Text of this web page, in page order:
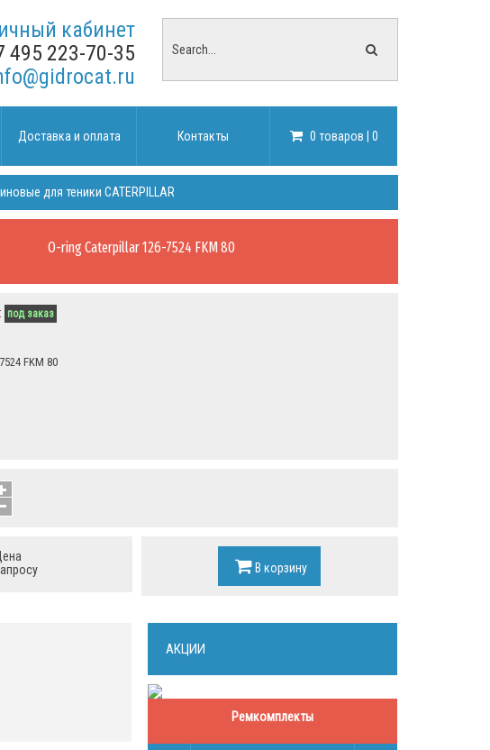
кабинет
495 223-70-35
Доставка и оплата Контакты 0 товаров | 0
для теники CATERPILLAR
O-ring Caterpillar 126-7524 FKM 80
под заказ
FKM 80
В корзину
АКЦИИ
Ремкомплекты